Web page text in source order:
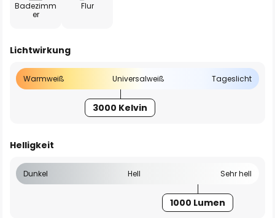
Badezimm
er
Flur
Lichtwirkung
Warmweiß Universalweiß Tageslicht
3000 Kelvin
Helligkeit
Dunkel Hell Sehr hell
1000 Lumen